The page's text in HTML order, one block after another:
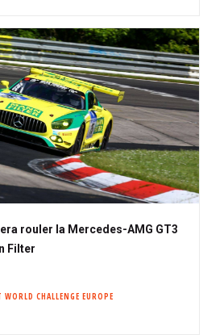
rouler la Mercedes-AMG GT3
Filter
WORLD CHALLENGE EUROPE